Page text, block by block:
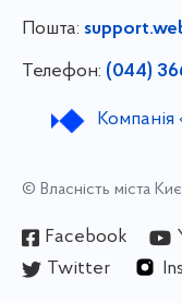
Пошта:
Телефон: (044)
© Власність міста
Facebook
Twitter